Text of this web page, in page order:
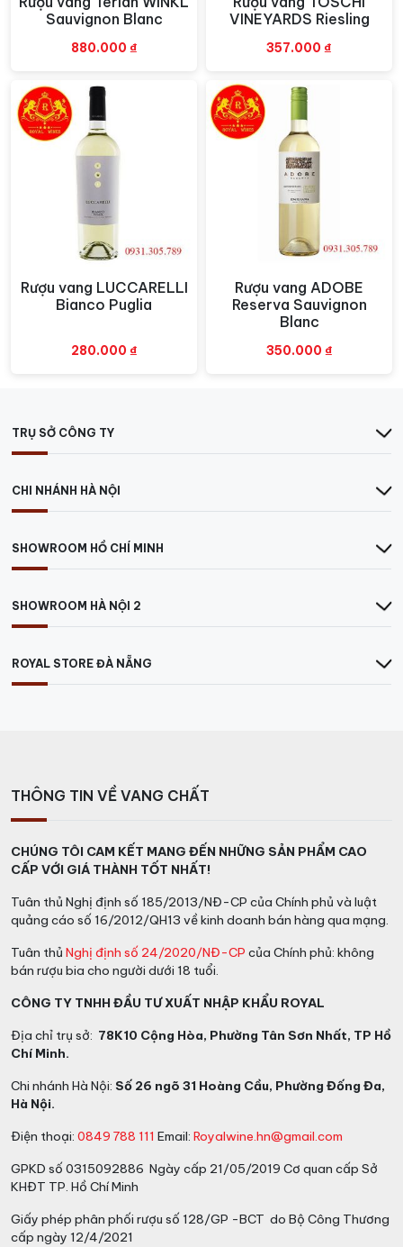
như hải sản, gỏi, salad, hoặc các món ăn chay. Sự tươi
mát và hương vị đặc trưng của nho Muscat sẽ làm nổi
ẩm thực hoàn hảo.
Sauvignon Blanc
880.000 ₫
VINEYARDS Riesling
357.000 ₫
Xem nhanh
Rượu vang LUCCARELLI
Bianco Puglia
280.000 ₫
Xem nhanh
Rượu vang ADOBE
Reserva Sauvignon
Blanc
350.000 ₫
TRỤ SỞ CÔNG TY
CHI NHÁNH HÀ NỘI
SHOWROOM HỒ CHÍ MINH
SHOWROOM HÀ NỘI 2
ROYAL STORE ĐÀ NẴNG
THÔNG TIN VỀ VANG CHẤT
CHÚNG TÔI CAM KẾT MANG ĐẾN NHỮNG SẢN PHẨM CAO
CẤP VỚI GIÁ THÀNH TỐT NHẤT!
Tuân thủ Nghị định số 185/2013/NĐ-CP của Chính phủ và luật
quảng cáo số 16/2012/QH13 về kinh doanh bán hàng qua mạng.
Tuân thủ Nghị định số 24/2020/NĐ-CP của Chính phủ: không
bán rượu bia cho người dưới 18 tuổi.
CÔNG TY TNHH ĐẦU TƯ XUẤT NHẬP KHẨU ROYAL
Địa chỉ trụ sở: 78K10 Cộng Hòa, Phường Tân Sơn Nhất, TP Hồ
Chí Minh.
Chi nhánh Hà Nội: Số 26 ngõ 31 Hoàng Cầu, Phường Đống Đa,
Hà Nội.
Điện thoại: 0849 788 111 Email: Royalwine.hn@gmail.com
GPKD số 0315092886 Ngày cấp 21/05/2019 Cơ quan cấp Sở
KHĐT TP. Hồ Chí Minh
Giấy phép phân phối rượu số 128/GP -BCT do Bộ Công Thương
cấp ngày 12/4/2021